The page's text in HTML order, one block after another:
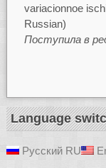
variacionnoe
Russian)
Поступила в
Language
Русский RU